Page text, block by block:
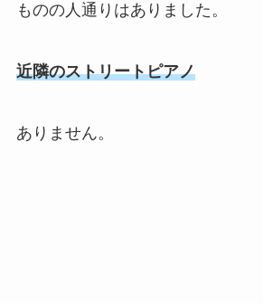
ものの人通りはありました。
近隣のストリートピアノ
ありません。